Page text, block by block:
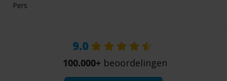
Pers
9.0
100.000+ beoordelingen